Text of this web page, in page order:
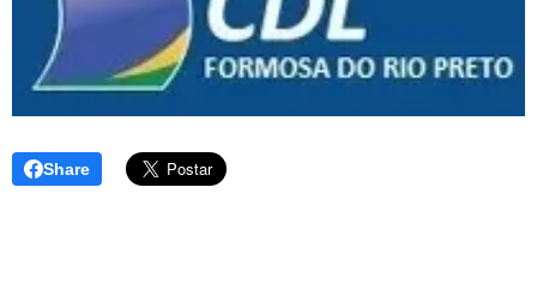
Share